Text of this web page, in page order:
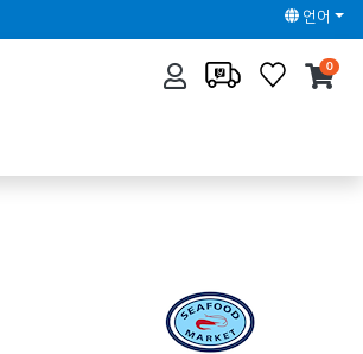
언어
0